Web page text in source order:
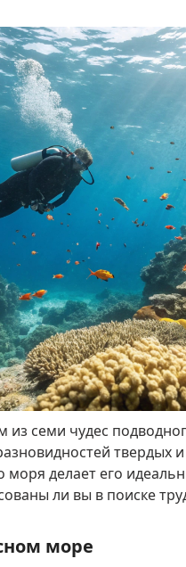
из семи чудес
твердых
делает его
ли вы в поиске
море